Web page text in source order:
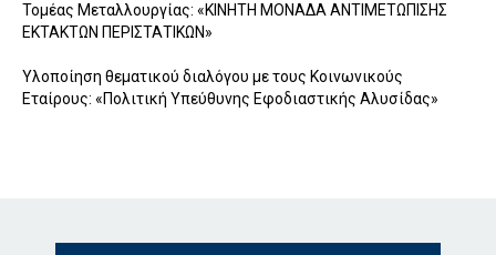
Τομέας Μεταλλουργίας: «ΚΙΝΗΤΗ ΜΟΝΑΔΑ ΑΝΤΙΜΕΤΩΠΙΣΗΣ
ΕΚΤΑΚΤΩΝ ΠΕΡΙΣΤΑΤΙΚΩΝ»
Υλοποίηση θεματικού διαλόγου με τους Κοινωνικούς
Εταίρους: «Πολιτική Υπεύθυνης Εφοδιαστικής Αλυσίδας»